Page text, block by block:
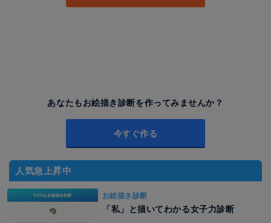
あなたもお絵描き診断を作ってみませんか？
今すぐ作る
人気急上昇中
お絵描き診断
「私」と描いてわかる女子力診断